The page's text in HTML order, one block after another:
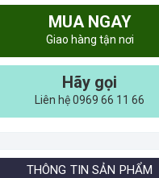
MUA NGAY
Giao hàng tận nơi
Hãy gọi
Liên hệ 0969 66 11 66
THÔNG TIN SẢN PHẨM